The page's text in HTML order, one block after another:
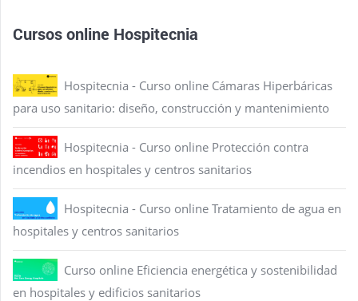
Cursos online Hospitecnia
Hospitecnia - Curso online Cámaras Hiperbáricas
para uso sanitario: diseño, construcción y mantenimiento
Hospitecnia - Curso online Protección contra
incendios en hospitales y centros sanitarios
Hospitecnia - Curso online Tratamiento de agua en
hospitales y centros sanitarios
Curso online Eficiencia energética y sostenibilidad
en hospitales y edificios sanitarios